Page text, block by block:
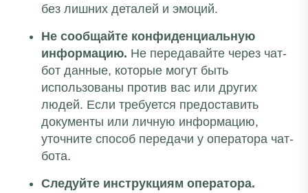
без лишних деталей и эмоций.
Не сообщайте конфиденциальную
информацию. Не передавайте через чат-
бот данные, которые могут быть
использованы против вас или других
людей. Если требуется предоставить
документы или личную информацию,
уточните способ передачи у оператора чат-
бота.
Следуйте инструкциям оператора.